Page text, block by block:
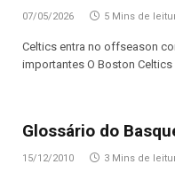
07/05/2026 5 Mins de
Celtics entra no offseason
importantes O Boston Celtics
Glossário do
15/12/2010 3 Mins de